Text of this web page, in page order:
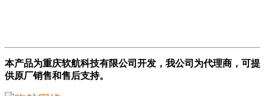
本产品为重庆软航科技有限公司开发，我公司为代理商，可提
供原厂销售和售后支持。